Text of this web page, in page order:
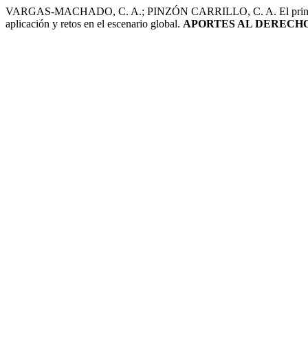
VARGAS-MACHADO, C. A.; PINZÓN CARRILLO, C. A. El
aplicación y retos en el escenario global. APORTES AL